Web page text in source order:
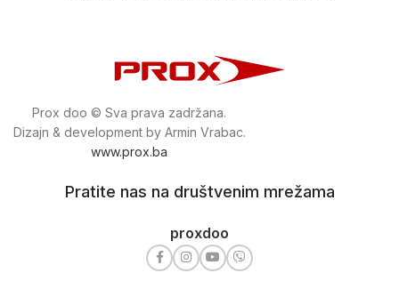
Prox doo © Sva prava zadržana.
Dizajn & development by Armin Vrabac.
www.prox.ba
Pratite nas na društvenim mrežama
proxdoo